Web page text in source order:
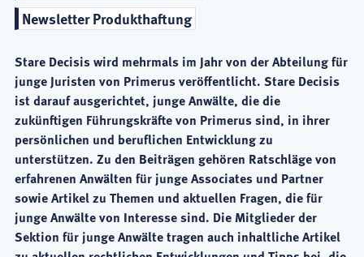
Newsletter Produkthaftung
Stare Decisis wird mehrmals im Jahr von der Abteilung für
junge Juristen von Primerus veröffentlicht. Stare Decisis
ist darauf ausgerichtet, junge Anwälte, die die
zukünftigen Führungskräfte von Primerus sind, in ihrer
persönlichen und beruflichen Entwicklung zu
unterstützen. Zu den Beiträgen gehören Ratschläge von
erfahrenen Anwälten für junge Associates und Partner
sowie Artikel zu Themen und aktuellen Fragen, die für
junge Anwälte von Interesse sind. Die Mitglieder der
Sektion für junge Anwälte tragen auch inhaltliche Artikel